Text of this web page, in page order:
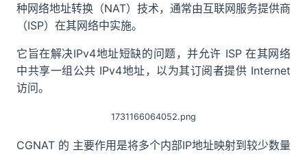
种网络地址转换（NAT）技术，通常由互联网服务提供商
（ISP）在其网络中实施。
它旨在解决IPv4地址短缺的问题，并允许 ISP 在其网络
中共享一组公共 IPv4地址，以为其订阅者提供 Internet
访问。
1731166064052.png
CGNAT 的 主要作用是将多个内部IP地址映射到较少数量